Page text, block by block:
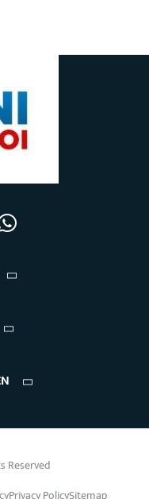
Reserved
Privacy PolicySitemap